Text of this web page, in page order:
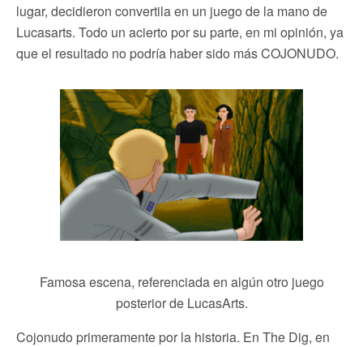
lugar, decidieron convertila en un juego de la mano de
Lucasarts. Todo un acierto por su parte, en mi opinión, ya
que el resultado no podría haber sido más COJONUDO.
Famosa escena, referenciada en algún otro juego
posterior de LucasArts.
Cojonudo primeramente por la historia. En The Dig, en